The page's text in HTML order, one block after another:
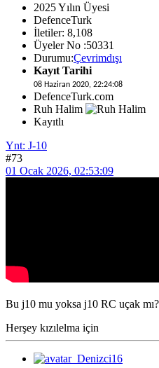
2025 Yılın Üyesi
DefenceTurk
İletiler: 8,108
Üyeler No :50331
Durumu:Çevrimdışı
Kayıt Tarihi
08 Haziran 2020, 22:24:08
DefenceTurk.com
Ruh Halim
Kayıtlı
Ynt: J-10
#73
01 Ocak 2026, 02:53:09
Bu j10 mu yoksa j10 RC uçak mı?
Herşey kızılelma için